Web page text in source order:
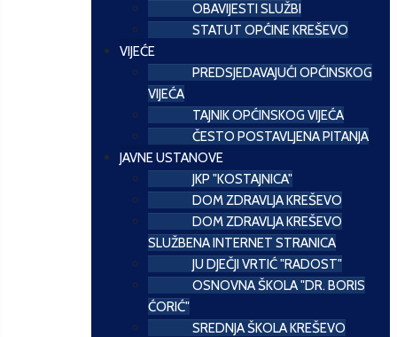
OBAVIJESTI SLUŽBI
STATUT OPĆINE KREŠEVO
VIJEĆE
PREDSJEDAVAJUĆI OPĆINSKOG
VIJEĆA
TAJNIK OPĆINSKOG VIJEĆA
ČESTO POSTAVLJENA PITANJA
JAVNE USTANOVE
JKP "KOSTAJNICA"
DOM ZDRAVLJA KREŠEVO
DOM ZDRAVLJA KREŠEVO
SLUŽBENA INTERNET STRANICA
JU DJEČJI VRTIĆ "RADOST"
OSNOVNA ŠKOLA "DR. BORIS
ĆORIĆ"
SREDNJA ŠKOLA KREŠEVO